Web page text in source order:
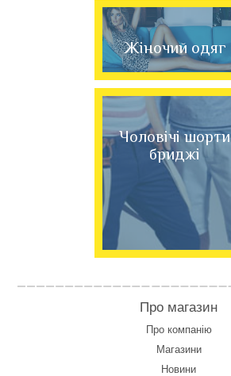
Жіночий одяг
Чоловічі шорти
бриджі
Про магазин
Про компанію
Магазини
Новини